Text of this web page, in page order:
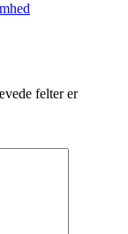
felter er